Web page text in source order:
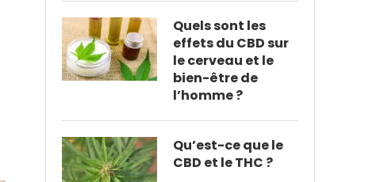
Quels sont les
effets du CBD sur
le cerveau et le
bien-être de
l’homme ?
Qu’est-ce que le
CBD et le THC ?